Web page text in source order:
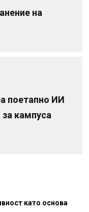
на
поетапно ИИ
кампуса
като основа